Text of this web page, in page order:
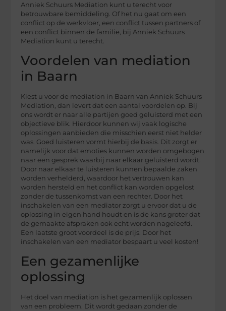
Anniek Schuurs Mediation kunt u terecht voor
betrouwbare bemiddeling. Of het nu gaat om een
conflict op de werkvloer, een conflict tussen partners of
een conflict binnen de familie, bij Anniek Schuurs
Mediation kunt u terecht.
Voordelen van mediation
in Baarn
Kiest u voor de mediation in Baarn van Anniek Schuurs
Mediation, dan levert dat een aantal voordelen op. Bij
ons wordt er naar alle partijen goed geluisterd met een
objectieve blik. Hierdoor kunnen wij vaak logische
oplossingen aanbieden die misschien eerst niet helder
was. Goed luisteren vormt hierbij de basis. Dit zorgt er
namelijk voor dat emoties kunnen worden omgebogen
naar een gesprek waarbij naar elkaar geluisterd wordt.
Door naar elkaar te luisteren kunnen bepaalde zaken
worden verhelderd, waardoor het vertrouwen kan
worden hersteld en het conflict kan worden opgelost
zonder de tussenkomst van een rechter. Door het
inschakelen van een mediator zorgt u ervoor dat u de
oplossing in eigen hand houdt en is de kans groter dat
de gemaakte afspraken ook echt worden nageleefd.
Een laatste groot voordeel is de prijs. Door het
inschakelen van een mediator bespaart u veel kosten!
Een gezamenlijke
oplossing
Het doel van mediation is het gezamenlijk oplossen
van een probleem. Dit wordt gedaan zonder de